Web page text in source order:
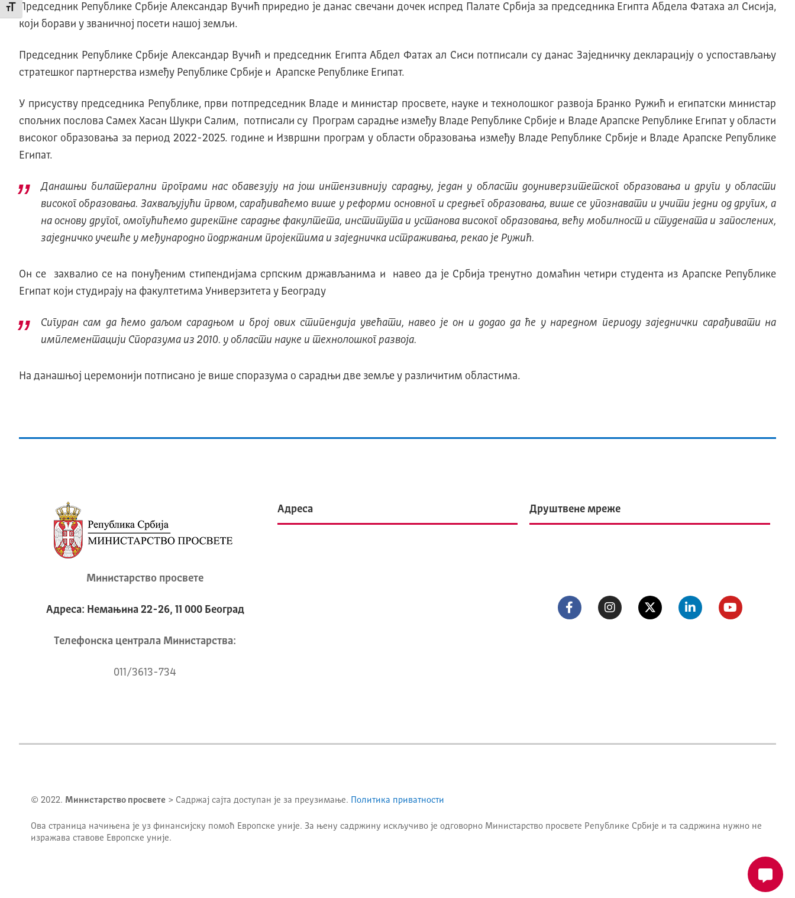
Промени величину слова
Председник Републике Србије Александар Вучић приредио је данас свечани дочек испред Палате Србија за председника Египта Абдела Фатаха ал Сисија,
који борави у званичној посети нашој земљи.
Председник Републике Србије Александар Вучић и председник Египта Абдел Фатах ал Сиси потписали су данас Заједничку декларацију о успостављању
стратешког партнерства између Рeпублике Србије и Арапске Републике Египат.
У присуству председника Републике, први потпредседник Владе и министар просвете, науке и технолошког развоја Бранко Ружић и египатски министар
спољних послова Самех Хасан Шукри Салим, потписали су Програм сарадње између Владе Републике Србије и Владе Арапске Републике Египат у области
високог образовања за период 2022-2025. године и Извршни програм у области образовања између Владе Републике Србије и Владе Арапске Републике
Египат.
Данашњи билатерални програми нас обавезују на још интензивнију сарадњу, један у области доуниверзитетског образовања и други у области
високог образовања. Захваљујући првом, сарађиваћемо више у реформи основног и средњег образовања, више се упознавати и учити једни од других, а
на основу другог, омогућићемо директне сарадње факултета, института и установа високог образовања, већу мобилност и студената и запослених,
заједничко учешће у међународно подржаним пројектима и заједничка истраживања, рекао је Ружић.
Он се захвалио се на понуђеним стипендијама српским држављанима и навео да је Србија тренутно домаћин четири студента из Арапске Републике
Египат који студирају на факултетима Универзитета у Београду
Сигуран сам да ћемо даљом сарадњом и број ових стипендија увећати, навео је он и додао да ће у наредном периоду заједнички сарађивати на
имплементацији Споразума из 2010. у области науке и технолошког развоја.
На данашњој церемонији потписано је више споразума о сарадњи две земље у различитим областима.
Министарство просвете
Адреса: Немањина 22-26, 11 000 Београд
Телeфонска централа Mинистарства:
011/3613-734
Адреса Друштвене мреже
© 2022. Министарство просвете > Садржај сајта доступан је за преузимање. Политика приватности
Ова страница начињена је уз финансијску помоћ Европске уније. За њену садржину искључиво је одговорно Министарство просвете Републике Србије и та садржина нужно не
изражава ставове Европске уније.